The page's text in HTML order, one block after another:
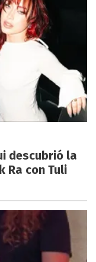
descubrió la
Ra con Tuli